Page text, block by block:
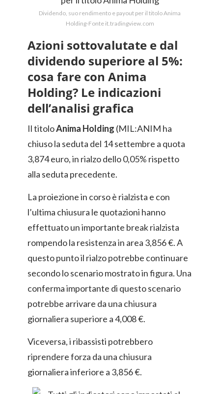
Dividendo, suo rendimento e payout per il titolo Anima
Holding-Fonte it.tradingview.com
Azioni sottovalutate e dal
dividendo superiore al 5%:
cosa fare con Anima
Holding? Le indicazioni
dell’analisi grafica
Il titoloAnima Holding (MIL:ANIM ha
chiuso la seduta del 14 settembre a quota
3,874 euro, in rialzo dello 0,05% rispetto
alla seduta precedente.
La proiezione in corso è rialzista e con
l’ultima chiusura le quotazioni hanno
effettuato un importante break rialzista
rompendo la resistenza in area 3,856 €. A
questo punto il rialzo potrebbe continuare
secondo lo scenario mostrato in figura. Una
conferma importante di questo scenario
potrebbe arrivare da una chiusura
giornaliera superiore a 4,008 €.
Viceversa, i ribassisti potrebbero
riprendere forza da una chiusura
giornaliera inferiore a 3,856 €.